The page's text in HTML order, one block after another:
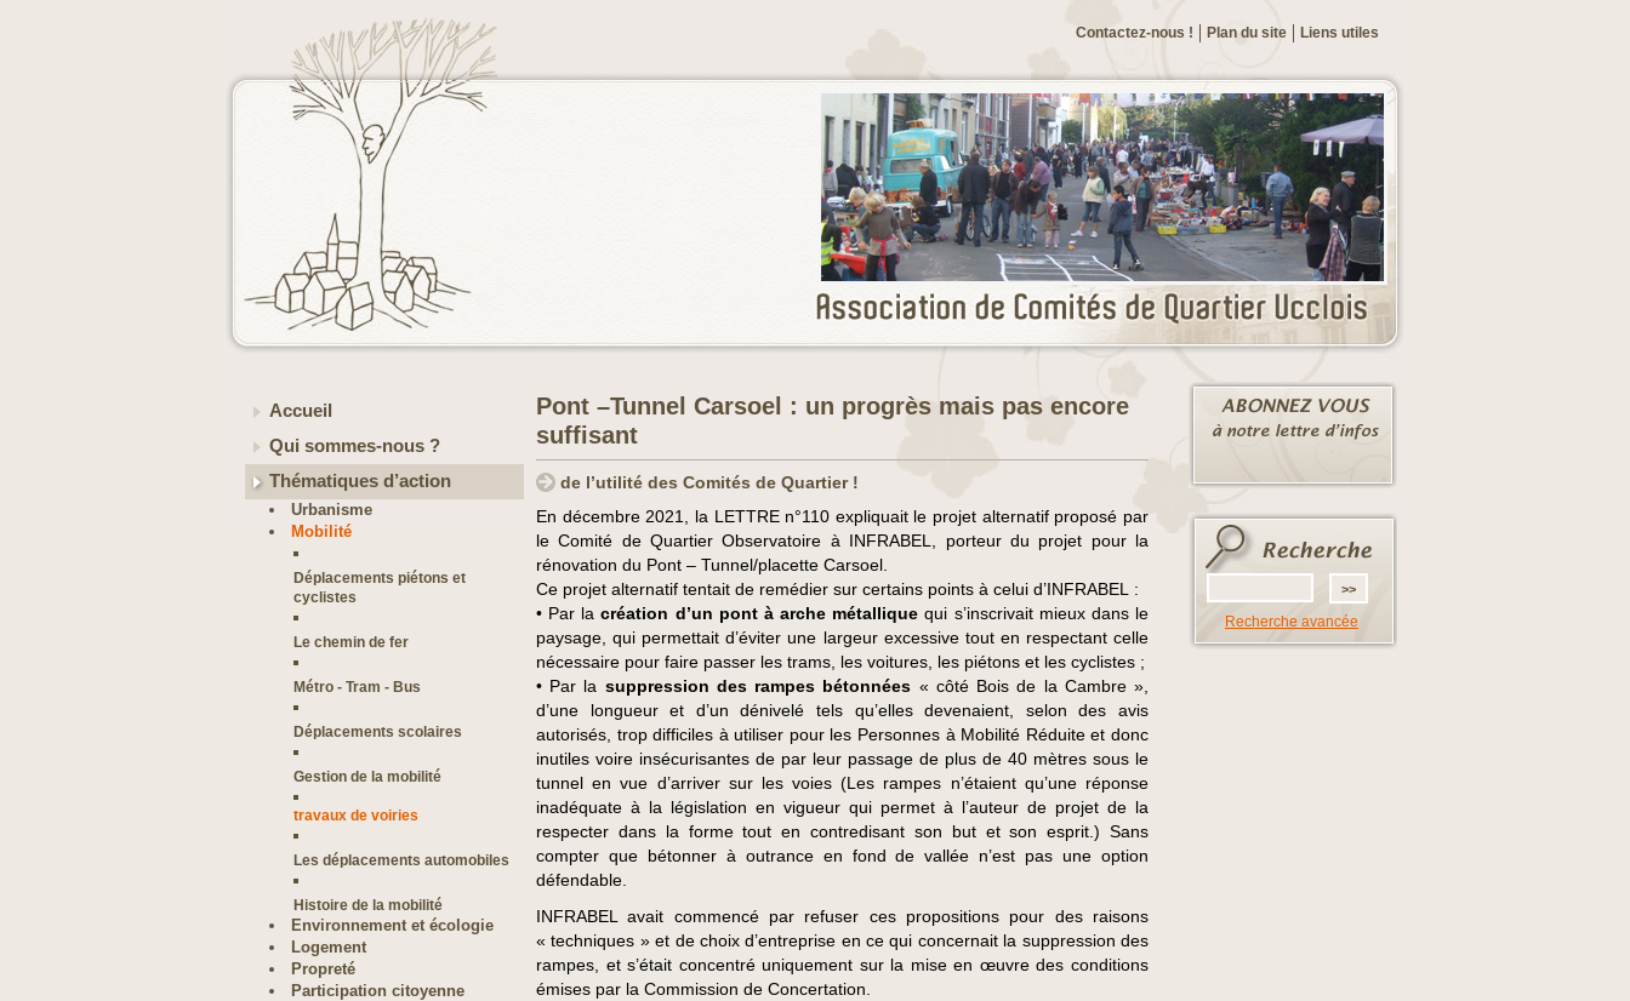
Liens utiles
Plan du site
Contactez-nous !
Accueil
Qui sommes-nous ?
Thématiques d’action
Urbanisme
Mobilité
Déplacements piétons et
cyclistes
Le chemin de fer
Métro - Tram - Bus
Déplacements scolaires
Gestion de la mobilité
travaux de voiries
Les déplacements automobiles
Histoire de la mobilité
Environnement et écologie
Logement
Propreté
Participation citoyenne
Pont –Tunnel Carsoel : un progrès mais pas encore
suffisant
de l’utilité des Comités de Quartier !
En décembre 2021, la LETTRE n°110 expliquait le projet alternatif proposé par
le Comité de Quartier Observatoire à INFRABEL, porteur du projet pour la
rénovation du Pont – Tunnel/placette Carsoel.
Ce projet alternatif tentait de remédier sur certains points à celui d’INFRABEL :
• Par lacréation d’un pont à arche métallique qui s’inscrivait mieux dans le
paysage, qui permettait d’éviter une largeur excessive tout en respectant celle
nécessaire pour faire passer les trams, les voitures, les piétons et les cyclistes ;
• Par la suppression des rampes bétonnées « côté Bois de la Cambre »,
d’une longueur et d’un dénivelé tels qu’elles devenaient, selon des avis
autorisés, trop difficiles à utiliser pour les Personnes à Mobilité Réduite et donc
inutiles voire insécurisantes de par leur passage de plus de 40 mètres sous le
tunnel en vue d’arriver sur les voies (Les rampes n’étaient qu’une réponse
inadéquate à la législation en vigueur qui permet à l’auteur de projet de la
respecter dans la forme tout en contredisant son but et son esprit.) Sans
compter que bétonner à outrance en fond de vallée n’est pas une option
défendable.
INFRABEL avait commencé par refuser ces propositions pour des raisons
« techniques » et de choix d’entreprise en ce qui concernait la suppression des
rampes, et s’était concentré uniquement sur la mise en œuvre des conditions
émises par la Commission de Concertation.
Recherche avancée